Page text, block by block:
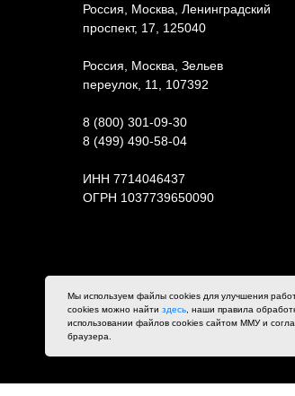
Россия, Москва, Ленинградский
проспект, 17, 125040
Россия, Москва, Зельев
переулок, 11, 107392
8 (800) 301-09-30
8 (499) 490-58-04
ИНН 7714046437
ОГРН 1037739650090
Мы используем файлы cookies для улучшения
cookies можно найти здесь , наши правила
использовании файлов cookies сайтом ММУ и
браузера.